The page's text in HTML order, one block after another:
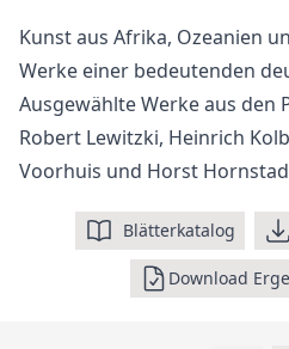
Kunst aus Afrika, Ozeanien
Werke einer bedeutenden
Ausgewählte Werke aus den
Robert Lewitzki, Heinrich
Voorhuis und Horst
Blätterkatalog
Download